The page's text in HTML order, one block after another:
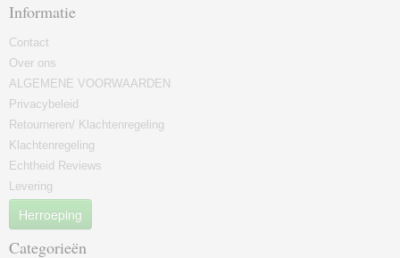
Informatie
Contact
Over ons
ALGEMENE VOORWAARDEN
Privacybeleid
Retourneren/ Klachtenregeling
Klachtenregeling
Echtheid Reviews
Levering
Herroeping
Categorieën